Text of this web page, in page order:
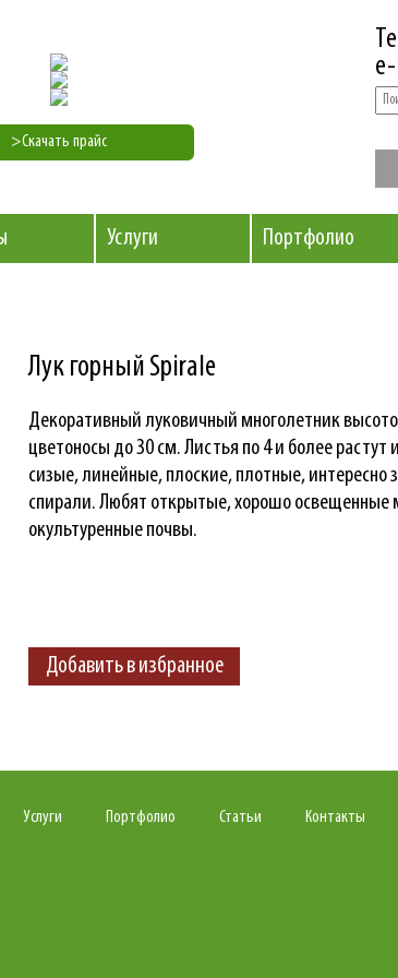
>Скачать прайс
Услуги Портфолио
Лук горный Spirale
Декоративный луковичный многолетник
цветоносы до 30 см. Листья по 4 и более растут
сизые, линейные, плоские, плотные, интересно
спирали. Любят открытые, хорошо освещенные
окультуренные почвы.
Добавить в избранное
Услуги Портфолио Статьи Контакты